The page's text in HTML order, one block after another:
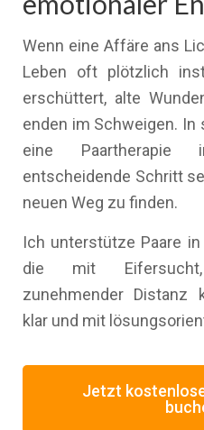
Wenn eine Affäre ans
Leben oft plötzlich
erschüttert, alte
enden im Schweigen. In
eine Paartherapie
entscheidende Schritt
neuen Weg zu finden.
Ich unterstütze Paare
die mit
zunehmender Distanz
klar und mit
Jetzt